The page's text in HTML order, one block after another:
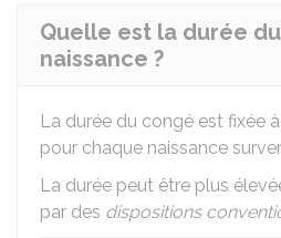
Quelle est la durée
naissance ?
La durée du congé est fixée à
pour chaque naissance
La durée peut être plus
par des dispositions